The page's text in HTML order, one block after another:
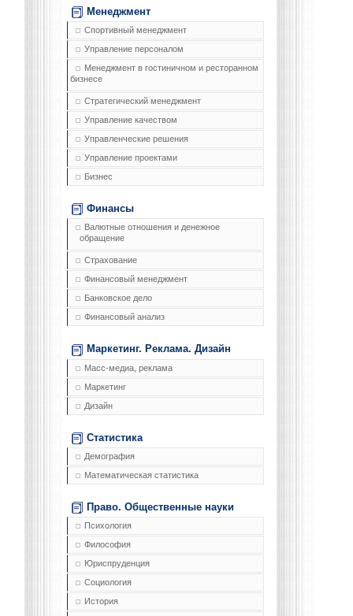
Менеджмент
Спортивный менеджмент
Управление персоналом
Менеджмент в гостиничном и ресторанном
бизнесе
Стратегический менеджмент
Управление качеством
Управленческие решения
Управление проектами
Бизнес
Финансы
Валютные отношения и денежное
обращение
Страхование
Финансовый менеджмент
Банковское дело
Финансовый анализ
Маркетинг. Реклама. Дизайн
Масс-медиа, реклама
Маркетинг
Дизайн
Статистика
Демография
Математическая статистика
Право. Общественные науки
Психология
Философия
Юриспруденция
Социология
История